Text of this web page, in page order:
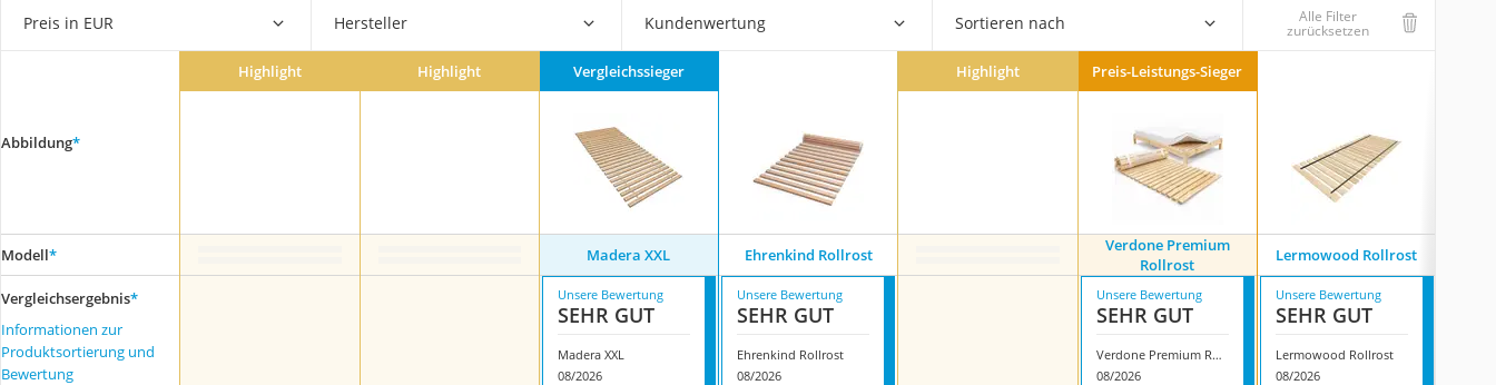
Topper 100 x 200
Duschpaneel
Höhenverstellbarer Schreibtisch
Preis in EUR Hersteller Kundenwertung Sortieren nach Alle Filter
zurücksetzen
Abbildung*
Highlight Highlight Vergleichssieger Highlight Preis-Leistungs-Sieger
Modell* Madera XXL Ehrenkind Rollrost
Verdone Premium
Rollrost
Lermowood Rollrost
Vergleichsergebnis*
Informationen zur
Produktsortierung und
Bewertung
Unsere Bewertung
SEHR GUT
Madera XXL
08/2026
Unsere Bewertung
SEHR GUT
Ehrenkind Rollrost
08/2026
Unsere Bewertung
SEHR GUT
Verdone Premium Rollrost
08/2026
Unsere Bewertung
SEHR GUT
Lermowood Rollrost
08/2026